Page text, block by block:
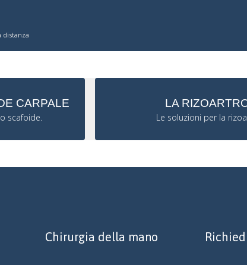
distanza
CARPALE
scafoide.
LA
Le soluzioni per la
Chirurgia della mano